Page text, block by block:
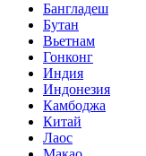
Бангладеш
Бутан
Вьетнам
Гонконг
Индия
Индонезия
Камбоджа
Китай
Лаос